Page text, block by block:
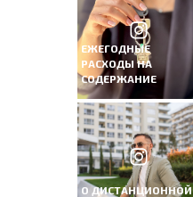
ЕЖЕГОДНЫЕ
РАСХОДЫ НА
СОДЕРЖАНИЕ
О ДИСТАНЦИОННОЙ